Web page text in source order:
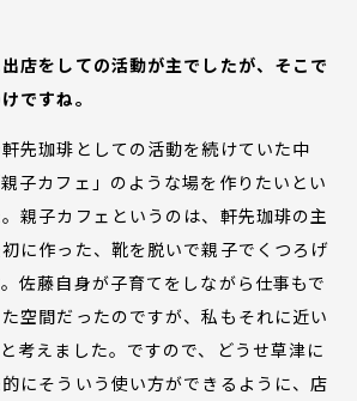
店をしての活動が主でしたが、そこで
ですね。
先珈琲としての活動を続けていた中
子カフェ」のような場を作りたいとい
親子カフェというのは、軒先珈琲の主
に作った、靴を脱いで親子でくつろげ
佐藤自身が子育てをしながら仕事もで
空間だったのですが、私もそれに近い
考えました。ですので、どうせ草津に
にそういう使い方ができるように、店